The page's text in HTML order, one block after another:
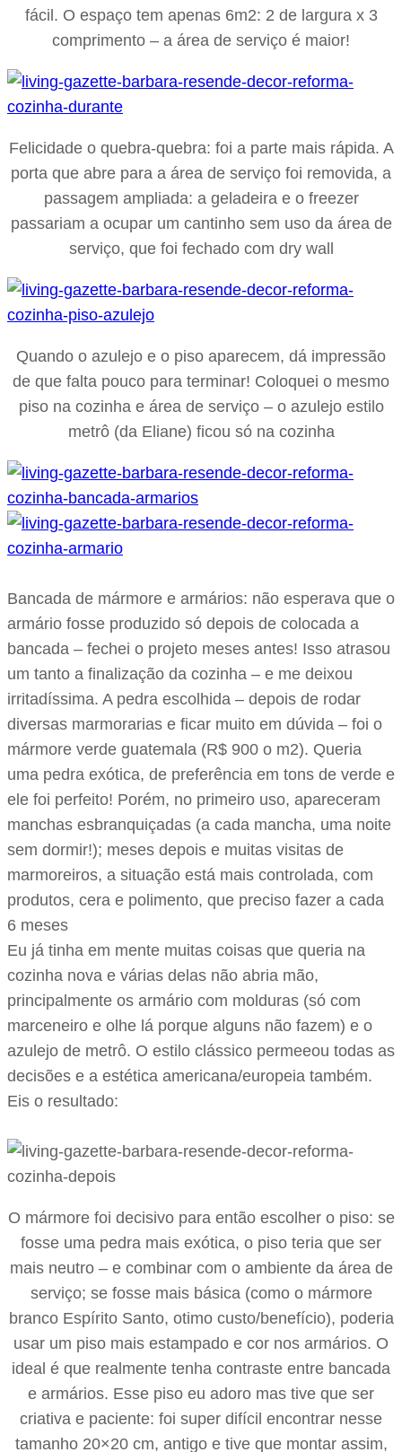
fácil. O espaço tem apenas 6m2: 2 de largura x 3
comprimento – a área de serviço é maior!
Felicidade o quebra-quebra: foi a parte mais rápida. A
porta que abre para a área de serviço foi removida, a
passagem ampliada: a geladeira e o freezer
passariam a ocupar um cantinho sem uso da área de
serviço, que foi fechado com dry wall
Quando o azulejo e o piso aparecem, dá impressão
de que falta pouco para terminar! Coloquei o mesmo
piso na cozinha e área de serviço – o azulejo estilo
metrô (da Eliane) ficou só na cozinha
Bancada de mármore e armários: não esperava que o
armário fosse produzido só depois de colocada a
bancada – fechei o projeto meses antes! Isso atrasou
um tanto a finalização da cozinha – e me deixou
irritadíssima. A pedra escolhida – depois de rodar
diversas marmorarias e ficar muito em dúvida – foi o
mármore verde guatemala (R$ 900 o m2). Queria
uma pedra exótica, de preferência em tons de verde e
ele foi perfeito! Porém, no primeiro uso, apareceram
manchas esbranquiçadas (a cada mancha, uma noite
sem dormir!); meses depois e muitas visitas de
marmoreiros, a situação está mais controlada, com
produtos, cera e polimento, que preciso fazer a cada
6 meses
Eu já tinha em mente muitas coisas que queria na
cozinha nova e várias delas não abria mão,
principalmente os armário com molduras (só com
marceneiro e olhe lá porque alguns não fazem) e o
azulejo de metrô. O estilo clássico permeeou todas as
decisões e a estética americana/europeia também.
Eis o resultado:
O mármore foi decisivo para então escolher o piso: se
fosse uma pedra mais exótica, o piso teria que ser
mais neutro – e combinar com o ambiente da área de
serviço; se fosse mais básica (como o mármore
branco Espírito Santo, otimo custo/benefício), poderia
usar um piso mais estampado e cor nos armários. O
ideal é que realmente tenha contraste entre bancada
e armários. Esse piso eu adoro mas tive que ser
criativa e paciente: foi super difícil encontrar nesse
tamanho 20×20 cm, antigo e tive que montar assim,